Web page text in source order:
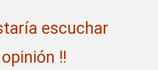
escuchar
!!